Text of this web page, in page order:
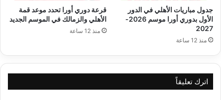
جدول مباريات الأهلي في الدور
الأول بدوري أورا موسم 2026-
2027
منذ 12 ساعة
قرعة دوري أورا تحدد موعد قمة
الأهلي والزمالك في الموسم الجديد
منذ 12 ساعة
اترك تعليقاً